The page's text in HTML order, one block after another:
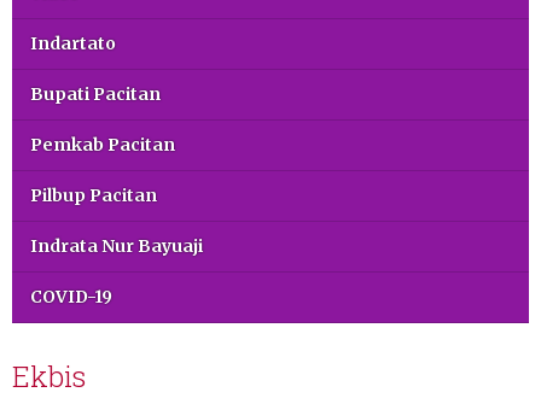
Indartato
Bupati Pacitan
Pemkab Pacitan
Pilbup Pacitan
Indrata Nur Bayuaji
COVID-19
Ekbis